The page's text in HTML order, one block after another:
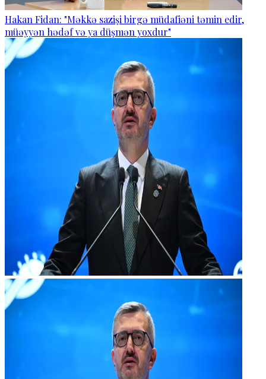
Hakan Fidan: "Məkkə sazişi birgə müdafiəni təmin edir,
müəyyən hədəf və ya düşmən yoxdur"